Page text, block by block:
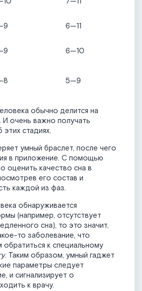
6—11
6—10
5—9
обычно делится на
И очень важно получать
стадиях.
умный браслет, после чего
в приложение. С помощью
оценить качество сна в
его состав и
каждой из фаз.
обнаруживается
(например, отсутствует
сна), то это значит,
то заболевание, что
обратиться к специальному
. Таким образом, умный гаджет
параметры следует
и сигнализирует о
к врачу.